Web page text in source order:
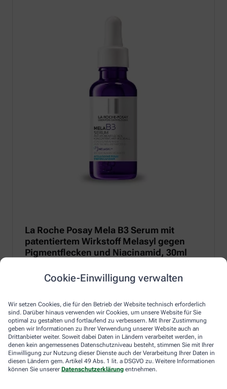
Cookie-Einwilligung verwalten
Wir setzen Cookies, die für den Betrieb der Website technisch erforderlich
sind. Darüber hinaus verwenden wir Cookies, um unsere Website für Sie
optimal zu gestalten und fortlaufend zu verbessern. Mit Ihrer Zustimmung
geben wir Informationen zu Ihrer Verwendung unserer Website auch an
Drittanbieter weiter. Soweit dabei Daten in Ländern verarbeitet werden, in
denen kein angemessenes Datenschutzniveau besteht, stimmen Sie mit Ihrer
Einwilligung zur Nutzung dieser Dienste auch der Verarbeitung Ihrer Daten in
diesen Ländern gem. Artikel 49 Abs. 1 lit. a DSGVO zu. Weitere Informationen
können Sie unserer Datenschutzerklärung entnehmen.
La Roche Posay Mela B3 Serum mit
patentiertem Wirkstoff Melasyl gegen
Pigmentflecken und Niacinamid, 30ml
Regulierung von Melanin und 10 % Niacinamid für eine
Zum Produkt